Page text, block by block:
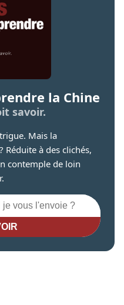
la Chine
savoir.
Mais la
à des clichés,
contemple de loin